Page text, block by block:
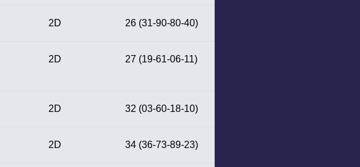
2D 26 (31-90-80-40)
2D 27 (19-61-06-11)
2D 32 (03-60-18-10)
2D 34 (36-73-89-23)